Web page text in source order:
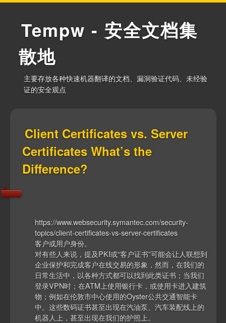
Tempw - 安全文档集
散地
主要存放各种快速机器翻译的文档、漏洞验证代码、未经验
证的安全观点
Client Certificates vs. Server
Certificates What’s the
Difference?
https://www.websecurity.symantec.com/security-
topics/client-certificates-vs-server-certificates
客户或用户身份。
对有些人来说，提及PKI或“客户证书”可能会让人联想到
企业保护和完成客户在线交易的形象，然而，在我们的
日常生活中，以各种方式都可以找到此类证书；当我们
登录VPN时；在ATM上使用银行卡，或使用卡进入建筑
物；例如在伦敦市中心使用的Oyster公共交通智能卡
中。这些数码证书甚至出现在汽油泵、汽车装配线上的
机器人上，甚至出现在我们的护照上。